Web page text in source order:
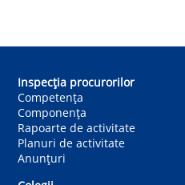
Inspecția procurorilor
Competenţa
Componența
Rapoarte de activitate
Planuri de activitate
Anunțuri